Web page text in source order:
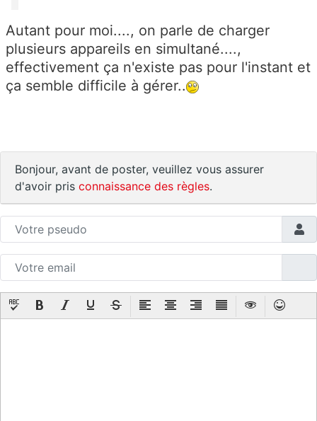
Autant pour moi...., on parle de charger
plusieurs appareils en simultané....,
effectivement ça n'existe pas pour l'instant et
ça semble difficile à gérer..
Bonjour, avant de poster, veuillez vous assurer
d'avoir pris connaissance des règles.